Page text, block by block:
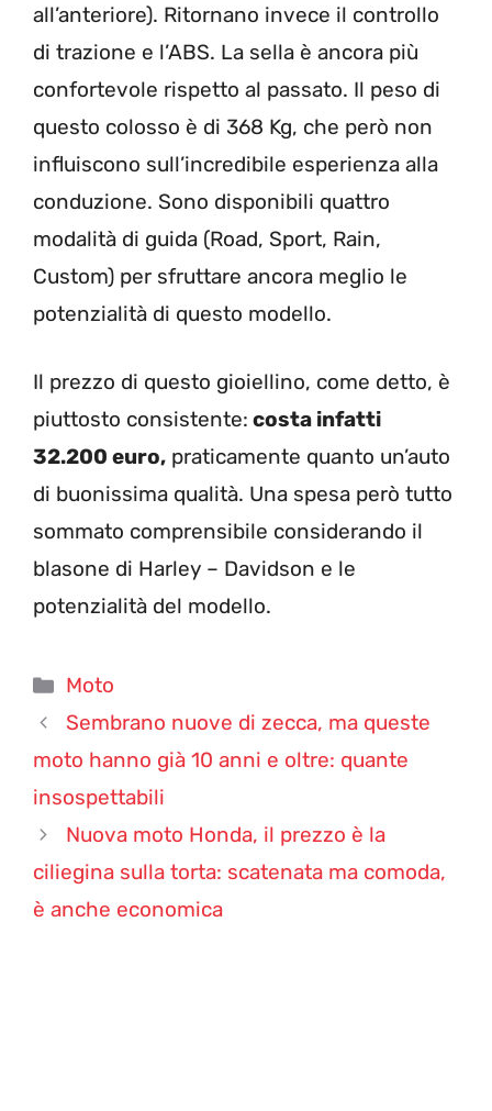
all’anteriore). Ritornano invece il controllo
di trazione e l’ABS. La sella è ancora più
confortevole rispetto al passato. Il peso di
questo colosso è di 368 Kg, che però non
influiscono sull’incredibile esperienza alla
conduzione. Sono disponibili quattro
modalità di guida (Road, Sport, Rain,
Custom) per sfruttare ancora meglio le
potenzialità di questo modello.
Il prezzo di questo gioiellino, come detto, è
piuttosto consistente: costa infatti
32.200 euro, praticamente quanto un’auto
di buonissima qualità. Una spesa però tutto
sommato comprensibile considerando il
blasone di Harley – Davidson e le
potenzialità del modello.
Categorie
Moto
Sembrano nuove di zecca, ma queste
moto hanno già 10 anni e oltre: quante
insospettabili
Nuova moto Honda, il prezzo è la
ciliegina sulla torta: scatenata ma comoda,
è anche economica